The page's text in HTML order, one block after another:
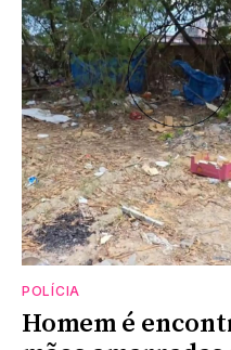
POLÍCIA
Homem é